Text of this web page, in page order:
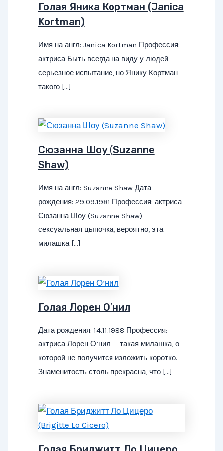
Голая Яника Кортман (Janica
Kortman)
Имя на англ: Janica Kortman Профессия:
актриса Быть всегда на виду у людей —
серьезное испытание, но Янику Кортман
такого […]
Сюзанна Шоу (Suzanne
Shaw)
Имя на англ: Suzanne Shaw Дата
рождения: 29.09.1981 Профессия: актриса
Сюзанна Шоу (Suzanne Shaw) —
сексуальная цыпочка, вероятно, эта
милашка […]
Голая Лорен О’нил
Дата рождения: 14.11.1988 Профессия:
актриса Лорен О’нил — такая милашка, о
которой не получится изложить коротко.
Знаменитость столь прекрасна, что […]